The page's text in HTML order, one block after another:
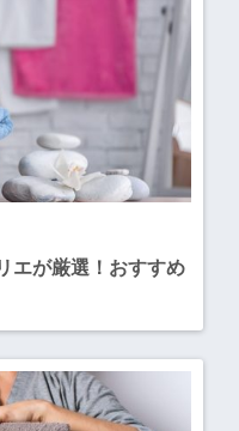
エが厳選！おすすめ